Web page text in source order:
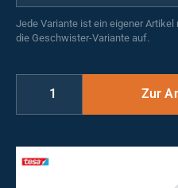
Jede Variante ist ein eigener
die Geschwister-Variante auf.